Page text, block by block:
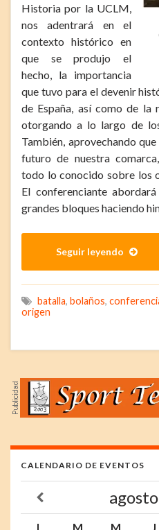
Historia por la UCLM,
nos adentrará en el
contexto histórico en
que se produjo el
hecho, la importancia
que tuvo para el devenir
de España, así como de la
otorgando a lo largo de
También, aprovechando
futuro de nuestra
todo lo conocido sobre los
El conferenciante
grandes bloques haciendo
Seguir leyendo
batalla, bolaños,
origen
CALENDARIO DE EVENTOS
agosto
L M M J